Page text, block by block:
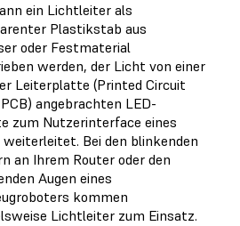
ein Lichtleiter als
Plastikstab aus
oder Festmaterial
werden, der Licht von einer
Leiterplatte (Printed Circuit
angebrachten LED-
zum Nutzerinterface eines
weiterleitet. Bei den blinkenden
an Ihrem Router oder den
Augen eines
kommen
Lichtleiter zum Einsatz.